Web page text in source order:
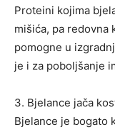
Proteini kojima
mišića, pa redovna
pomogne u
je i za poboljšanje
3. Bjelance jača
Bjelance je bogato